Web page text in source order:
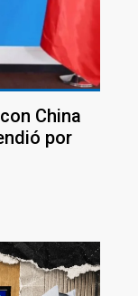
China
por